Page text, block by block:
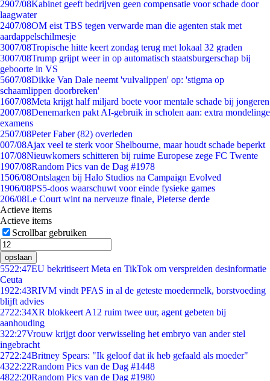
2907/08Kabinet geeft bedrijven geen compensatie voor schade door
laagwater
2407/08OM eist TBS tegen verwarde man die agenten stak met
aardappelschilmesje
3007/08Tropische hitte keert zondag terug met lokaal 32 graden
3007/08Trump grijpt weer in op automatisch staatsburgerschap bij
geboorte in VS
5607/08Dikke Van Dale neemt 'vulvalippen' op: 'stigma op
schaamlippen doorbreken'
1607/08Meta krijgt half miljard boete voor mentale schade bij jongeren
2007/08Denemarken pakt AI-gebruik in scholen aan: extra mondelinge
examens
2507/08Peter Faber (82) overleden
007/08Ajax veel te sterk voor Shelbourne, maar houdt schade beperkt
107/08Nieuwkomers schitteren bij ruime Europese zege FC Twente
1907/08Random Pics van de Dag #1978
1506/08Ontslagen bij Halo Studios na Campaign Evolved
1906/08PS5-doos waarschuwt voor einde fysieke games
206/08Le Court wint na nerveuze finale, Pieterse derde
Actieve items
Actieve items
Scrollbar gebruiken
opslaan
5522:47EU bekritiseert Meta en TikTok om verspreiden desinformatie
Ceuta
1922:43RIVM vindt PFAS in al de geteste moedermelk, borstvoeding
blijft advies
2722:34XR blokkeert A12 ruim twee uur, agent gebeten bij
aanhouding
322:27Vrouw krijgt door verwisseling het embryo van ander stel
ingebracht
2722:24Britney Spears: "Ik geloof dat ik heb gefaald als moeder"
4322:22Random Pics van de Dag #1448
4822:20Random Pics van de Dag #1980